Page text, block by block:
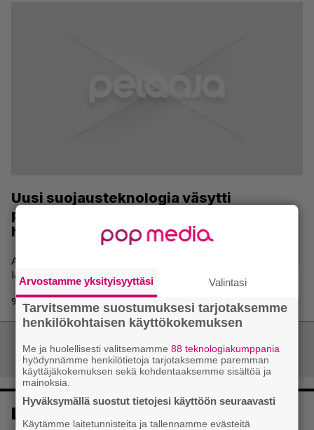
Uusi suojausteknologia väsytti
pelipiraatit: ”Ilmaiset pelit ovat pian
historiaa”
Ammattipiraatit povaavat pelipiratismille nihkeää loppua
lähivuosina.
9.1.2016 09:50 | Johanna Puustinen
Artikkelien
selaus
Vanhemmat artikkelit
Luetuimmat
Arvostamme yksityisyyttäsi Valintasi
Tarvitsemme suostumuksesi tarjotaksemme
henkilökohtaisen käyttökokemuksen
Me ja huolellisesti valitsemamme88 teknologiakumppania
hyödynnämme henkilötietoja tarjotaksemme paremman
käyttäjäkokemuksen sekä kohdentaaksemme sisältöä ja
mainoksia.
Hyväksymällä suostut tietojesi käyttöön seuraavasti
Käytämme laitetunnisteita ja tallennamme evästeitä